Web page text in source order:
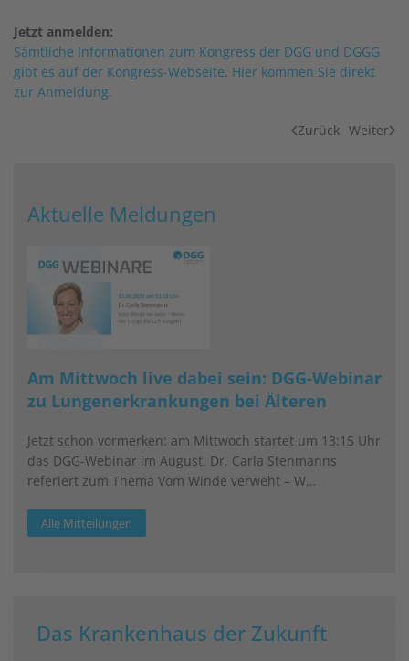
Jetzt anmelden:
Sämtliche Informationen zum Kongress der DGG und DGGG
gibt es auf der Kongress-Webseite. Hier kommen Sie direkt
zur Anmeldung.
Zurück Weiter
Aktuelle Meldungen
Am Mittwoch live dabei sein: DGG-Webinar
zu Lungenerkrankungen bei Älteren
Jetzt schon vormerken: am Mittwoch startet um 13:15 Uhr
das DGG-Webinar im August. Dr. Carla Stenmanns
referiert zum Thema Vom Winde verweht – W…
Alle Mitteilungen
Das Krankenhaus der Zukunft